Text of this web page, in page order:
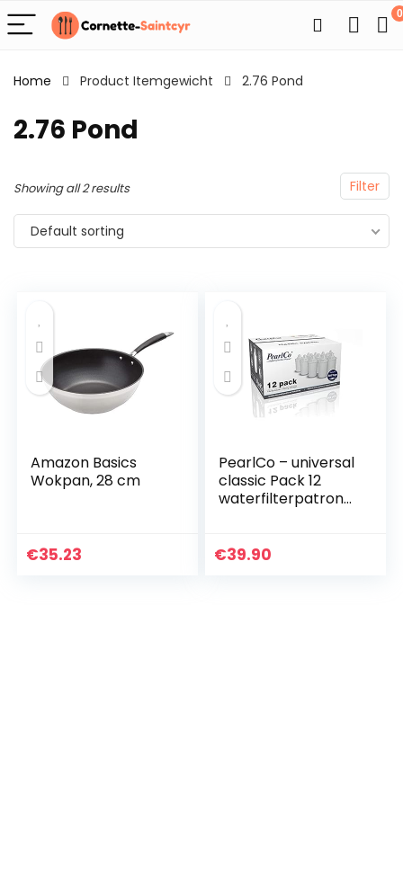
0
Home Product Itemgewicht 2.76 Pond
2.76 Pond
Filter
Showing all 2 results
Default sorting
Amazon Basics
Wokpan, 28 cm
€35.23
PearlCo – universal
classic Pack 12
waterfilterpatrone
€39.90